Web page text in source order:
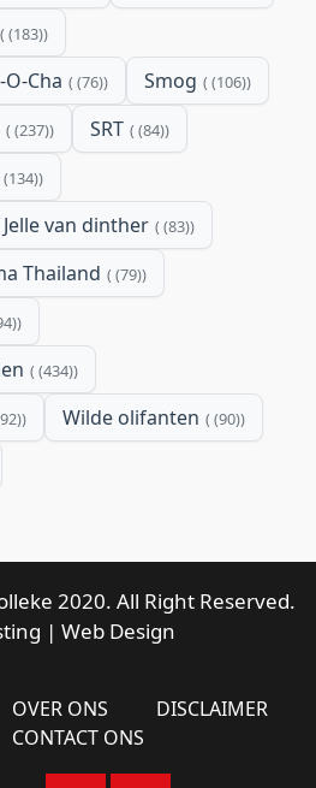
(183)
Cha (76) Smog (106)
(237) SRT (84)
(134)
van dinther (83)
Thailand (79)
(434)
Wilde olifanten (90)
2020. All Right Reserved.
| Web Design
OVER ONS
DISCLAIMER
CONTACT ONS